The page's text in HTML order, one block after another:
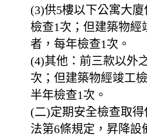
(3)供5樓以下公寓大
檢查1次；但建築物經
者，每年檢查1次。
(4)其他：前三款以外
次；但建築物經竣工
半年檢查1次。
(二)定期安全檢查取
法第6條規定，昇降